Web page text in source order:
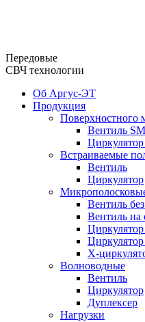
Передовые
СВЧ технологии
Об Аргус-ЭТ
Продукция
Поверхностного
Вентиль
Встраиваемые
Вентиль
Циркулятор
Вентиль
Вентиль на
Циркулятор
Х-
Волноводные
Вентиль
Циркулятор
Дуплексер
Нагрузки